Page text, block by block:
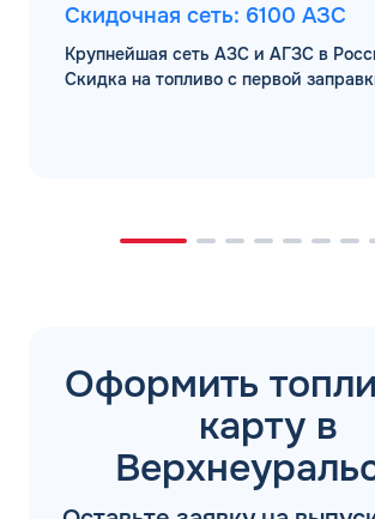
Скидочная сеть: 6100 АЗС
Крупнейшая сеть АЗС и АГЗС в
Скидка на топливо с первой
Оформить
карту в